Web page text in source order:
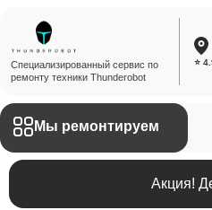
Специализированный сервис по
ремонту техники Thunderobot
⭐
Мы ремонтируем
Акция!